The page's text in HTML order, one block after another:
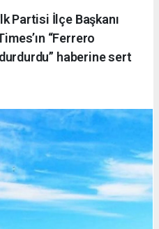
Partisi İlçe Başkanı
“Ferrero
durdurdu” haberine sert